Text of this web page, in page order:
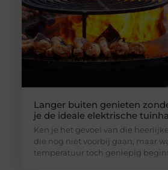
Langer buiten genieten
je de ideale elektrische
Ken je het gevoel van die
die nog niet voorbij gaan, maar
temperatuur toch geniepig